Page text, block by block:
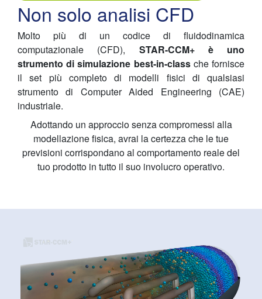
Non solo analisi CFD
Molto più di un codice di fluidodinamica
computazionale (CFD), STAR-CCM+ è uno
strumento di simulazione best-in-classche fornisce
il set più completo di modelli fisici di qualsiasi
strumento di Computer Aided Engineering (CAE)
industriale.
Adottando un approccio senza compromessi alla
modellazione fisica, avrai la certezza che le tue
previsioni corrispondano al comportamento reale del
tuo prodotto in tutto il suo involucro operativo.